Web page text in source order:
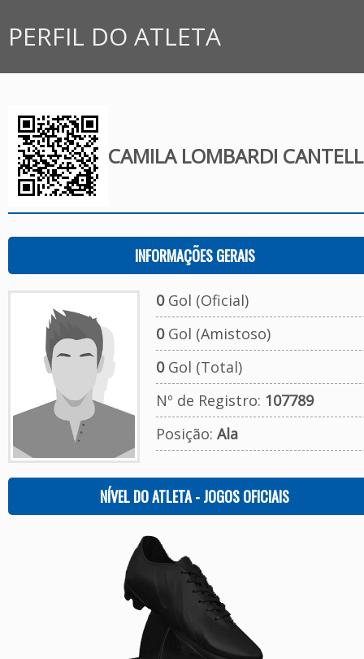
PERFIL DO ATLETA
CAMILA LOMBARDI
INFORMAÇÕES GERAIS
0Gol (Oficial)
0Gol (Amistoso)
0Gol (Total)
Nº de Registro: 107789
Posição: Ala
NÍVEL DO ATLETA - JOGOS OFICIAIS